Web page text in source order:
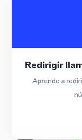
Redirigir
Aprende a